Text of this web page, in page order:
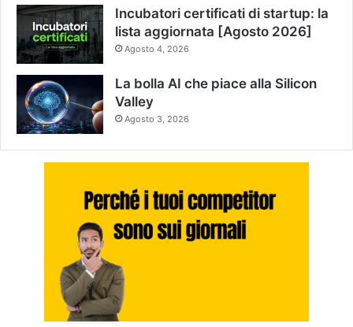
Incubatori certificati di startup: la
lista aggiornata [Agosto 2026]
Agosto 4, 2026
La bolla AI che piace alla Silicon
Valley
Agosto 3, 2026